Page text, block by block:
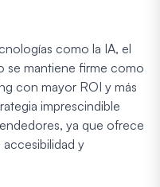
como la IA, el
se mantiene firme como
con mayor ROI y más
imprescindible
ya que ofrece
y